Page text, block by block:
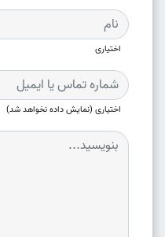
اختیاری
اختیاری (نمایش داده نخواهد شد)